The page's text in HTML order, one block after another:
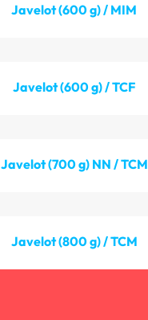
Javelot (600 g) / MIM
Javelot (600 g) / TCF
Javelot (700 g) NN / TCM
Javelot (800 g) / TCM